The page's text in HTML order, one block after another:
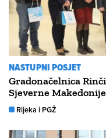
NASTUPNI POSJET
Gradonačelnica
Sjeverne
Rijeka i PGŽ